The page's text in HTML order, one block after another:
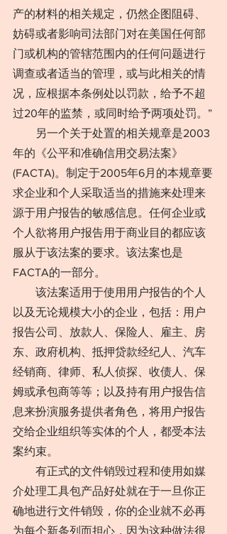
产的材料的相关规定，仍然企图阻碍、
妨碍或者影响司法部门对在美国任何部
门或机构的管辖范围内的任何问题进行
调查或者适当的管理，或与此相关的情
况，应根据本条例处以罚款，给予不超
过20年的监禁，或同时给予两项处罚。”
另一个关于处置的相关规章是2003
年的《公平和准确信用交易法案》
(FACTA)。制定于2005年6月的本规章要
求企业和个人采取适当的措施来处理来
源于用户报告的敏感信息。任何企业或
个人欲将用户报告用于商业目的都应该
服从于该法案的要求。该法案也是
FACTA的一部分。
该法案适用于使用用户报告的个人
以及无论规模大小的企业，包括：用户
报告公司、放款人、保险人、雇主、房
东、政府机构、抵押贷款经纪人、汽车
经销商、律师、私人侦探、收债人、保
姆或承包商等等；以及持有用户报告信
息来扮演服务提供者角色，将用户报告
交给企业组织等实体的个人，都受本法
案约束。
有正式的文件销毁过程和使用如媒
介处理工具包产品好处就在于一旦你正
确地进行文件销毁，你的企业就不必再
为每个新条列而担心，因为这种做法很